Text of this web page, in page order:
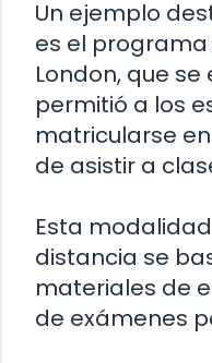
Un ejemplo
es el
London, que se
permitió a los
matricularse
de asistir a
Esta
distancia se
materiales de
de exámenes